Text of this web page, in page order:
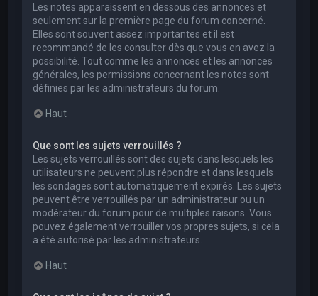
Les notes apparaissent en dessous des annonces et
seulement sur la première page du forum concerné.
Elles sont souvent assez importantes et il est
recommandé de les consulter dès que vous en avez la
possibilité. Tout comme les annonces et les annonces
générales, les permissions concernant les notes sont
définies par les administrateurs du forum.
Haut
Que sont les sujets verrouillés ?
Les sujets verrouillés sont des sujets dans lesquels les
utilisateurs ne peuvent plus répondre et dans lesquels
les sondages sont automatiquement expirés. Les sujets
peuvent être verrouillés par un administrateur ou un
modérateur du forum pour de multiples raisons. Vous
pouvez également verrouiller vos propres sujets, si cela
a été autorisé par les administrateurs.
Haut